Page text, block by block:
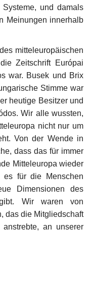
und damals
Meinungen innerhalb
mitteleuropäischen
Zeitschrift Európai
war. Busek und Brix
Stimme war
heutige Besitzer und
Wir alle wussten,
nicht nur um
Von der Wende in
dass das für immer
Mitteleuropa wieder
es für die Menschen
Dimensionen des
gibt. Wir waren von
das die Mitgliedschaft
an unserer